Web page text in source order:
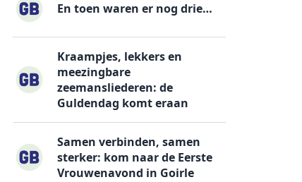
En toen waren er nog drie…
Kraampjes, lekkers en
meezingbare
zeemansliederen: de
Guldendag komt eraan
Samen verbinden, samen
sterker: kom naar de Eerste
Vrouwenavond in Goirle